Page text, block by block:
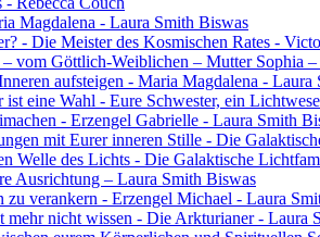
Magdalena - Laura Smith Biswas
- Die Meister des Kosmischen Rates -
vom Göttlich-Weiblichen – Mutter Sophia
aufsteigen - Maria Magdalena - Laura
eine Wahl - Eure Schwester, ein
- Erzengel Gabrielle - Laura Smith
mit Eurer inneren Stille - Die
Welle des Lichts - Die Galaktische
Ausrichtung – Laura Smith Biswas
zu verankern - Erzengel Michael - Laura
mehr nicht wissen - Die Arkturianer - Laura